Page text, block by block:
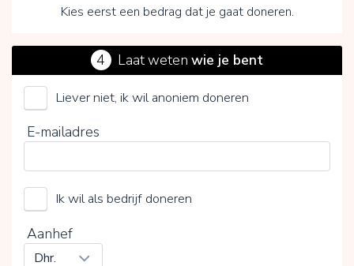
Kies eerst een bedrag dat je gaat doneren.
Kies je vrijwillige bijdrage
0%
4 Laat wetenwie je bent
Liever niet, ik wil anoniem doneren
E-mailadres
Ik wil als bedrijf doneren
Aanhef